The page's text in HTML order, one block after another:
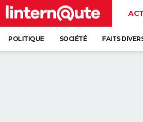
POLITIQUE SOCIÉTÉ FAITS